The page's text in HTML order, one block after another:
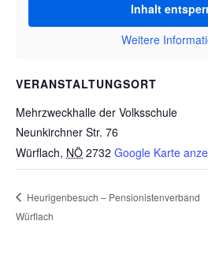
VERANSTALTUNGSORT
Mehrzweckhalle der Volksschule
Neunkirchner Str. 76
Würflach, NÖ 2732 Google Karte
Inhalt
Weitere
Heurigenbesuch – Pensionistenverband
Würflach